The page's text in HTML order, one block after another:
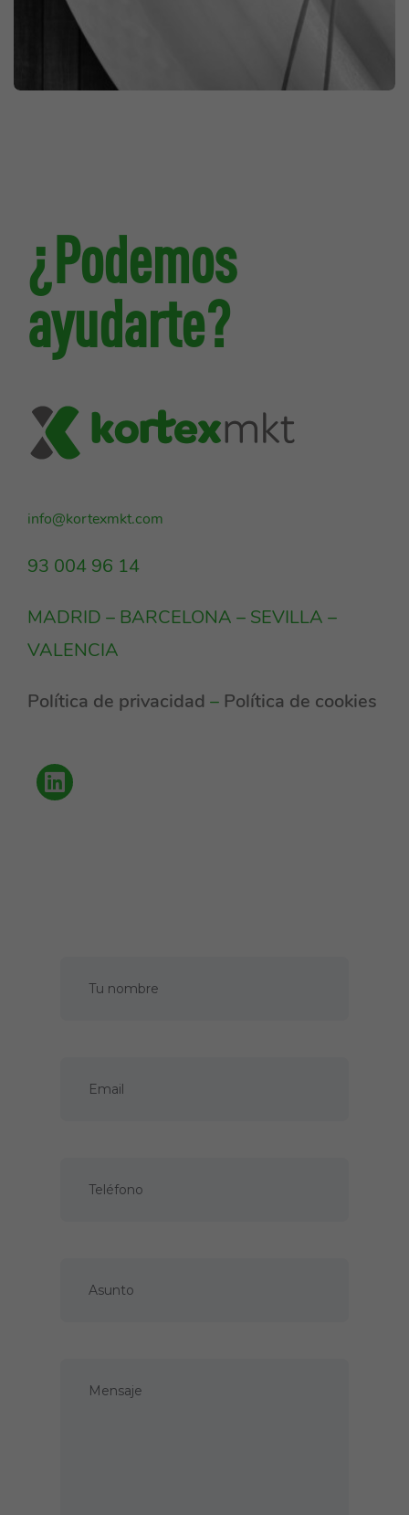
¿Podemos
ayudarte?
info@kortexmkt.com
93 004 96 14
MADRID – BARCELONA – SEVILLA –
VALENCIA
Política de privacidad – Política de cookies